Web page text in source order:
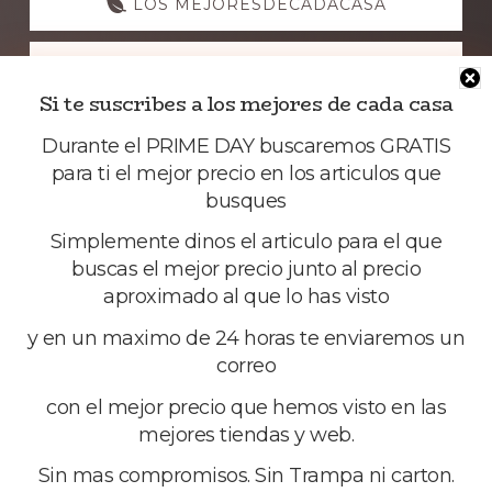
Si te suscribes a los mejores de cada casa
Durante el PRIME DAY buscaremos GRATIS
para ti el mejor precio en los articulos que
busques
Simplemente dinos el articulo para el que
buscas el mejor precio junto al precio
aproximado al que lo has visto
y en un maximo de 24 horas te enviaremos un
correo
con el mejor precio que hemos visto en las
mejores tiendas y web.
Sin mas compromisos. Sin Trampa ni carton.
LOS MEJORESDECADACASA
Footer
La comunidad del mejor precio
Una web de grupomega iberia sl
Desde España al mundo
email:elconseguidor.eu@gmail.com